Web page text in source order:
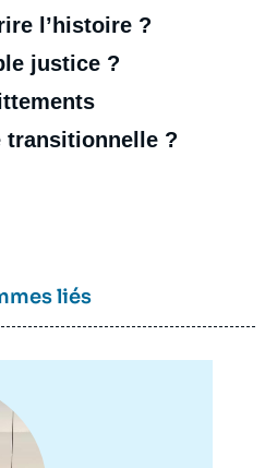
l’histoire ?
justice ?
transitionnelle ?
liés